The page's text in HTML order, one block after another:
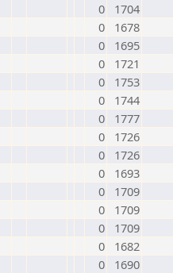
0
1704
0
1678
0
1695
0
1721
0
1753
0
1744
0
1777
0
1726
0
1726
0
1693
0
1709
0
1709
0
1709
0
1682
0
1690